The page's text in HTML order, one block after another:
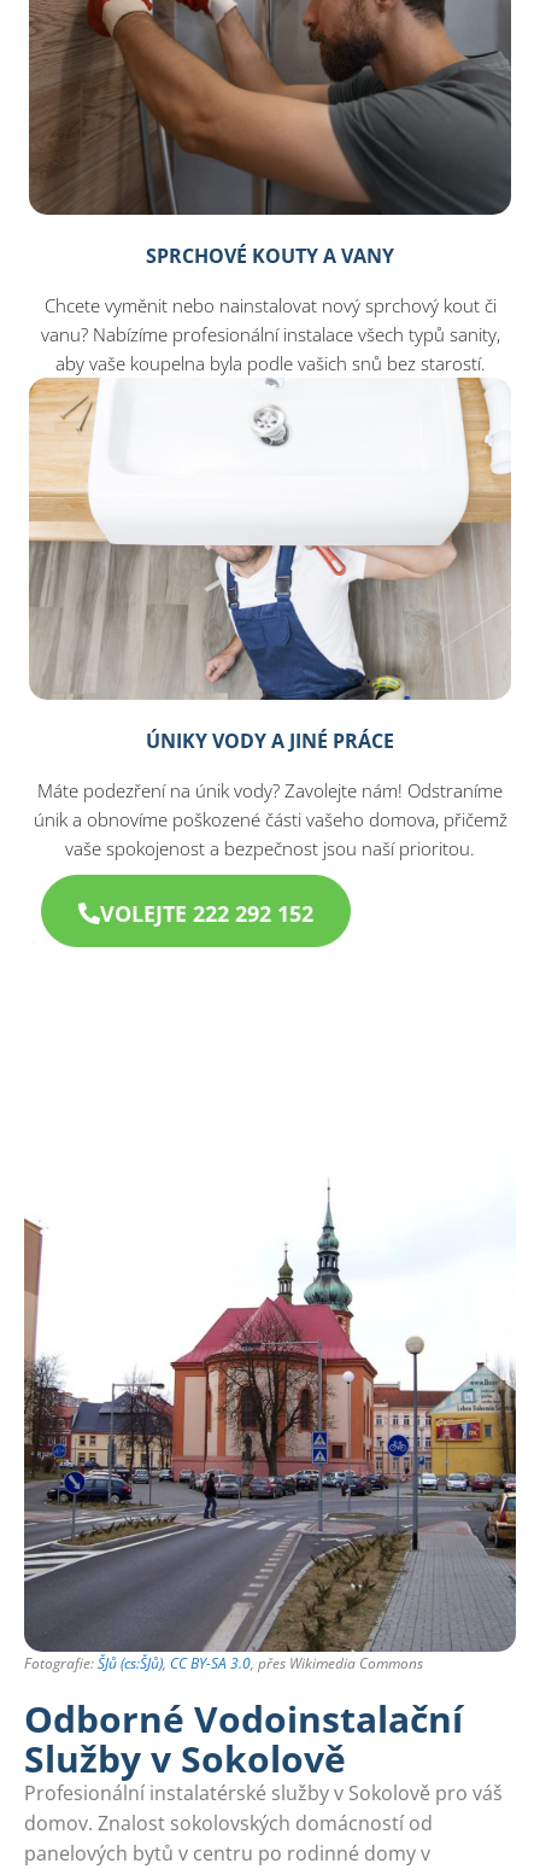
SPRCHOVÉ KOUTY A VANY
Chcete vyměnit nebo nainstalovat nový sprchový kout či
vanu? Nabízíme profesionální instalace všech typů sanity,
aby vaše koupelna byla podle vašich snů bez starostí.
ÚNIKY VODY A JINÉ PRÁCE
Máte podezření na únik vody? Zavolejte nám! Odstraníme
únik a obnovíme poškozené části vašeho domova, přičemž
vaše spokojenost a bezpečnost jsou naší prioritou.
VOLEJTE 222 292 152
Fotografie:ŠJů (cs:ŠJů), CC BY-SA 3.0, přes Wikimedia Commons
Odborné Vodoinstalační
Služby v Sokolově
Profesionální instalatérské služby v Sokolově pro váš
domov. Znalost sokolovských domácností od
panelových bytů v centru po rodinné domy v